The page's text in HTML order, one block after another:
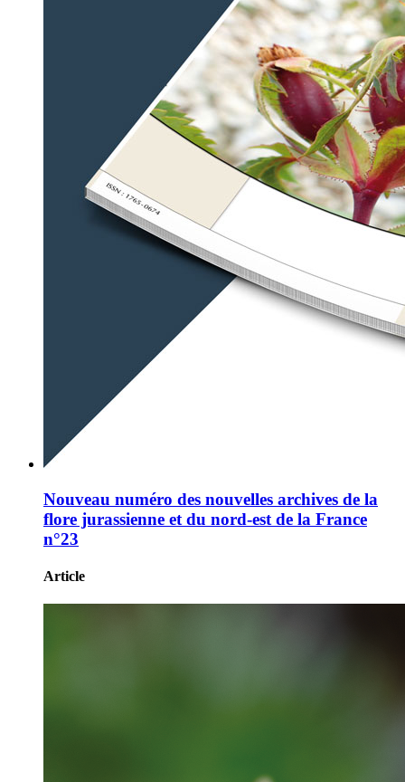
Nouveau numéro des nouvelles archives de la
flore jurassienne et du nord-est de la France
n°23
Article